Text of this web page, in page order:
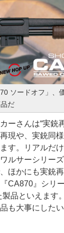
ソードオフ」、
だ
ーさんは“実銃
現や、実銃同
す。リアルだ
ルサーシリー
ほかにも実銃
CA870』シリ
製品といえます
も大事にした